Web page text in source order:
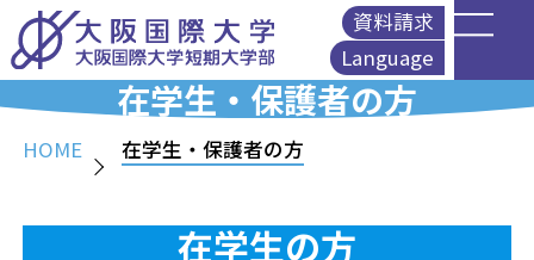
資料請求
Language
English
在学生・保護者の方
HOME 在学生・保護者の方
在学生の方